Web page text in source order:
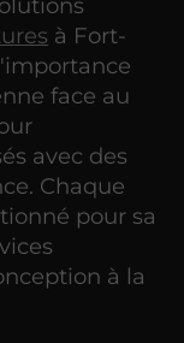
à Fort-
face au
avec des
Chaque
pour sa
à la